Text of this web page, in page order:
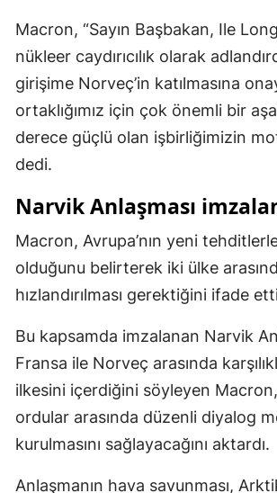
Malatya
Manisa
Mardin
Muş
Nevşehir
Niğde
Rize
Sakarya
Macron, “Sayın Başbakan, Ile
nükleer caydırıcılık olarak
girişime Norveç’in katılmasına
ortaklığımız için çok önemli bir
derece güçlü olan işbirliğimizin
dedi.
Narvik Anlaşması
Macron, Avrupa’nın yeni
olduğunu belirterek iki ülke
hızlandırılması gerektiğini ifade
Bu kapsamda imzalanan Narvik
Fransa ile Norveç arasında
ilkesini içerdiğini söyleyen
ordular arasında düzenli diyalog
kurulmasını sağlayacağını aktardı.
Anlaşmanın hava savunması,